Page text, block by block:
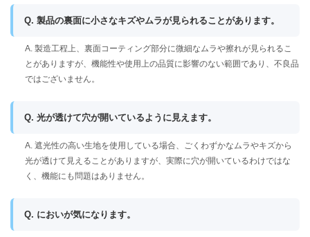
Q. 製品の裏面に小さなキズやムラが見られることがあります。
A. 製造工程上、裏面コーティング部分に微細なムラや擦れが見られるこ
とがありますが、機能性や使用上の品質に影響のない範囲であり、不良品
ではございません。
Q. 光が透けて穴が開いているように見えます。
A. 遮光性の高い生地を使用している場合、ごくわずかなムラやキズから
光が透けて見えることがありますが、実際に穴が開いているわけではな
く、機能にも問題はありません。
Q. においが気になります。